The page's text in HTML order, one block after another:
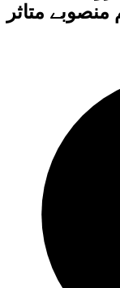
منصوبے متاثر